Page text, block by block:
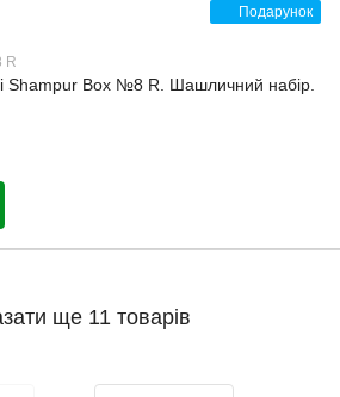
Подарунок
R
Shampur Box №8 R. Шашличний набір.
ще 11 товарів